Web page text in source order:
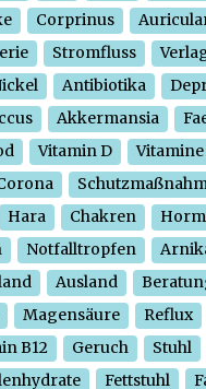
Corprinus
Stromfluss
Antibiotika
Akkermansia
Vitamin D
Vitamine
Hara Chakren
Notfalltropfen
Ausland
Magensäure
Reflux
B12 Geruch
Stuhl
Fettstuhl